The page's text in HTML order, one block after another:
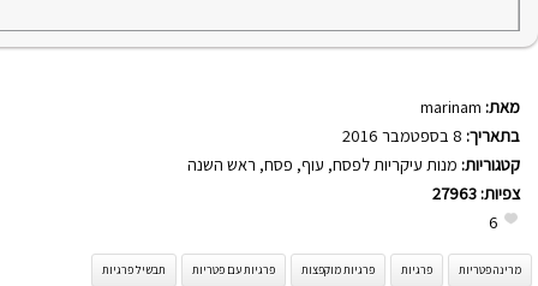
מאת: marinam
בתאריך:
קטגוריות: מנות עיקריות לפסח, עוף, פסח, ראש השנה
צפיות: 27963
6
מרינה פטריות פרגיות פרגיות מוקפצות פרגיות עם פטריות תבשיל פרגיות